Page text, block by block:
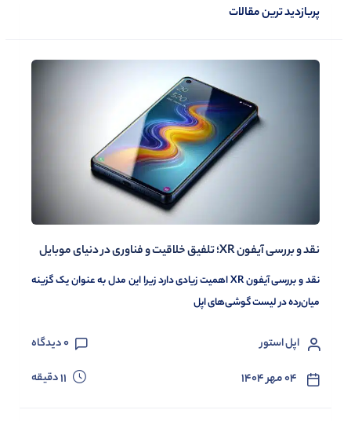
پربازدید ترین مقالات
نقد و بررسی آیفون XR؛ تلفیق خلاقیت و فناوری در دنیای موبایل
نقد و بررسی آیفون XR اهمیت زیادی دارد زیرا این مدل به عنوان یک گزینه
میان‌رده در لیست گوشی‌های اپل
اپل استور 0دیدگاه
۰۴ مهر ۱۴۰۴ 11دقیقه